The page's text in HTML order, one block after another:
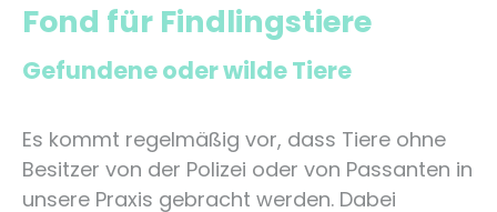
Fond für Findlingstiere
Gefundene oder wilde Tiere
Es kommt regelmäßig vor, dass Tiere ohne
Besitzer von der Polizei oder von Passanten in
unsere Praxis gebracht werden. Dabei